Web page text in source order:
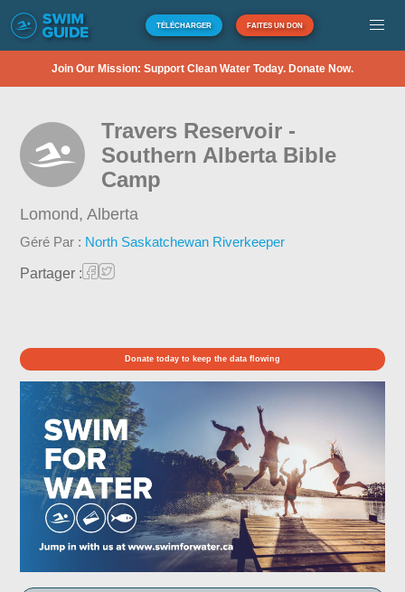
TÉLÉCHARGER FAITES UN DON
Join Our Mission: Support Clean Water Today. Donate Now.
Travers Reservoir -
Southern Alberta Bible
Camp
Lomond,Alberta
Géré Par : North Saskatchewan Riverkeeper
Partager :
Donate today to keep the data flowing